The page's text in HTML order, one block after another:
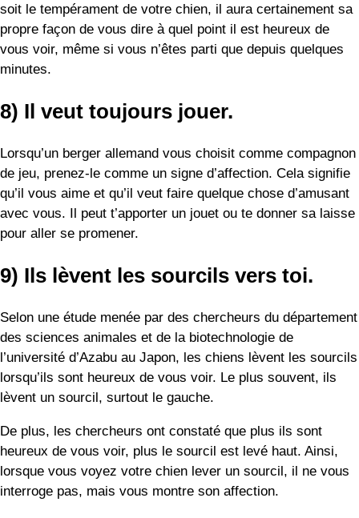
qu’il vous aime et qu’il veut faire quelque chose d’amusant
avec vous. Il peut t’apporter un jouet ou te donner sa laisse
pour aller se promener.
des sciences animales et de la biotechnologie de
l’université d’Azabu au Japon, les chiens lèvent les sourcils
lorsqu’ils sont heureux de vous voir. Le plus souvent, ils
lèvent un sourcil, surtout le gauche.
heureux de vous voir, plus le sourcil est levé haut. Ainsi,
lorsque vous voyez votre chien lever un sourcil, il ne vous
interroge pas, mais vous montre son affection.
10) Il vous regarde dans les yeux.
Une autre étude menée par des chercheurs basés au Japon
établissent un contact visuel, cela entraîne une
augmentation de l’ocytocine chez les deux parties.
L’ocytocine est généralement considérée comme
« l’hormone des câlins » car elle est responsable des